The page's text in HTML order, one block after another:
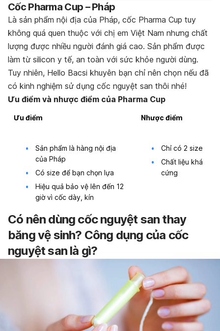
Cốc Pharma Cup – Pháp
Là sản phẩm nội địa của Pháp, cốc Pharma Cup tuy
không quá quen thuộc với chị em Việt Nam nhưng chất
lượng được nhiều người đánh giá cao. Sản phẩm được
làm từ silicon y tế, an toàn với sức khỏe người dùng.
Tuy nhiên, Hello Bacsi khuyên bạn chỉ nên chọn nếu đã
có kinh nghiệm sử dụng cốc nguyệt san thôi nhé!
Ưu điểm và nhược điểm của Pharma Cup
Ưu điểm Nhược điểm
Sản phẩm là hàng nội địa
của Pháp
Có size để bạn chọn lựa
Hiệu quả bảo vệ lên đến 12
giờ vì cốc dày, kín
Chỉ có 2 size
Chất liệu khá
cứng
Có nên dùng cốc nguyệt san thay
băng vệ sinh? Công dụng của cốc
nguyệt san là gì?